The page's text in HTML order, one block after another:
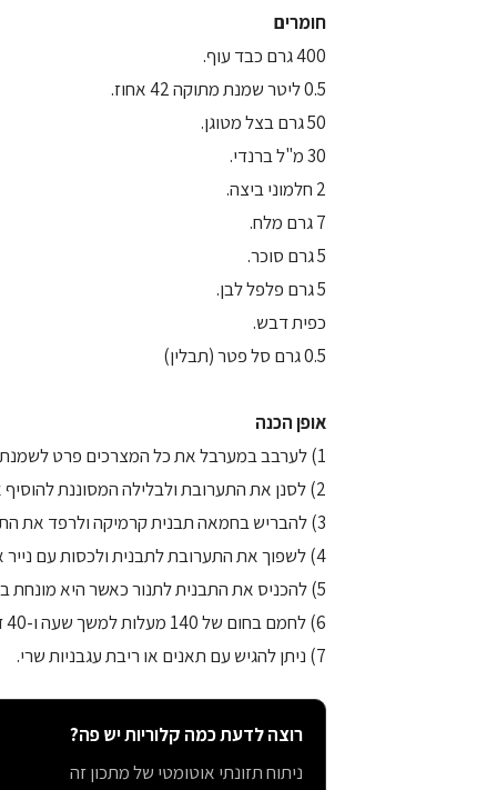
חומרים
400 גרם כבד עוף.
0.5 ליטר שמנת מתוקה 42 אחוז.
50 גרם בצל מטוגן.
30 מ"ל ברנדי.
2 חלמוני ביצה.
7 גרם מלח.
5 גרם סוכר.
5 גרם פלפל לבן.
כפית דבש.
0.5 גרם סל פטר (תבלין)
אופן הכנה
1) לערבב במערבל את כל המצרכים פרט לשמנת, עד שמגיע למרקם נוזלי.
2) לסנן את התערובת ולבלילה המסוננת להוסיף את השמנת ולערבב.
3) להבריש בחמאה תבנית קרמיקה ולרפד את התחתית בנייר פרגמנט.
4) לשפוך את התערובת לתבנית ולכסות עם נייר אלומניום.
5) להכניס את התבנית לתנור כאשר היא מונחת בתוך תבנית אפיה עם מעט מים (כחצי ליטר).
6) לחמם בחום של 140 מעלות למשך שעה ו-40 דקות.
7) ניתן להגיש עם תאנים או ריבת עגבניות שרי.
רוצה לדעת כמה קלוריות יש פה?
ניתוח תזונתי אוטומטי של מתכון זה